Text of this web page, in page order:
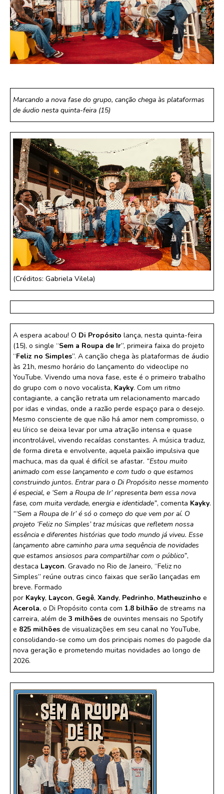
Marcando a nova fase do grupo, canção chega às plataformas
de áudio nesta quinta-feira (15)
(Créditos: Gabriela Vilela)
A espera acabou! O Di Propósito lança, nesta quinta-feira
(15), o single “Sem a Roupa de Ir”, primeira faixa do projeto
“Feliz no Simples”. A canção chega às plataformas de áudio
às 21h, mesmo horário do lançamento do videoclipe no
YouTube. Vivendo uma nova fase, este é o primeiro trabalho
do grupo com o novo vocalista, Kayky. Com um ritmo
contagiante, a canção retrata um relacionamento marcado
por idas e vindas, onde a razão perde espaço para o desejo.
Mesmo consciente de que não há amor nem compromisso, o
eu lírico se deixa levar por uma atração intensa e quase
incontrolável, vivendo recaídas constantes. A música traduz,
de forma direta e envolvente, aquela paixão impulsiva que
machuca, mas da qual é difícil se afastar. “Estou muito
animado com esse lançamento e com tudo o que estamos
construindo juntos. Entrar para o Di Propósito nesse momento
é especial, e ‘Sem a Roupa de Ir’ representa bem essa nova
fase, com muita verdade, energia e identidade”, comenta Kayky.
“‘Sem a Roupa de Ir’ é só o começo do que vem por aí. O
projeto ‘Feliz no Simples’ traz músicas que refletem nossa
essência e diferentes histórias que todo mundo já viveu. Esse
lançamento abre caminho para uma sequência de novidades
que estamos ansiosos para compartilhar com o público”,
destaca Laycon. Gravado no Rio de Janeiro, “Feliz no
Simples” reúne outras cinco faixas que serão lançadas em
breve. Formado
por Kayky, Laycon, Gegê, Xandy, Pedrinho, Matheuzinho e
Acerola, o Di Propósito conta com 1.8 bilhão de streams na
carreira, além de 3 milhões de ouvintes mensais no Spotify
e 825 milhões de visualizações em seu canal no YouTube,
consolidando-se como um dos principais nomes do pagode da
nova geração e prometendo muitas novidades ao longo de
2026.